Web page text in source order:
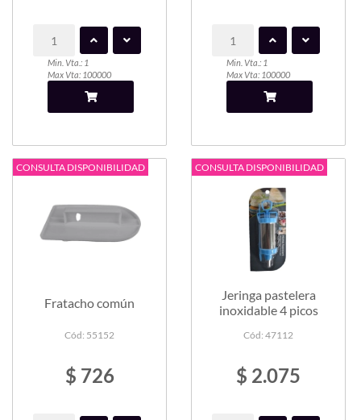
Min. Vta.: 1
Max Vta: 100000
Min. Vta.: 1
Max Vta: 100000
CONSULTA DISPONIBILIDAD
Fratacho común
Cód: 55152
$ 726
CONSULTA DISPONIBILIDAD
Jeringa pastelera
inoxidable 4 picos
Cód: 47112
$ 2.075